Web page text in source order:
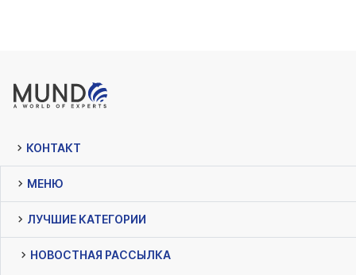
КОНТАКТ
МЕНЮ
ЛУЧШИЕ КАТЕГОРИИ
НОВОСТНАЯ РАССЫЛКА